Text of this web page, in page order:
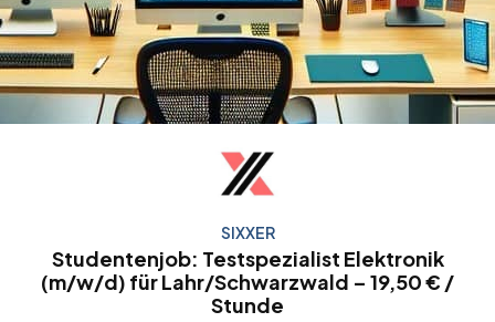
SIXXER
Studentenjob: Testspezialist Elektronik
(m/w/d) für Lahr/Schwarzwald – 19,50 € /
Stunde